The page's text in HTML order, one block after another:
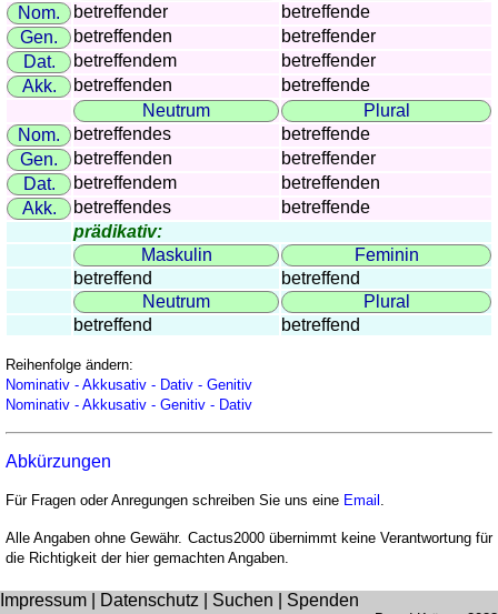
Puzzle
Quiz
Suchbild
Tierquiz
Nom.
betreffender
betreffende
Gen.
betreffenden
betreffender
Dat.
betreffendem
betreffender
Akk.
betreffenden
betreffende
Neutrum
Plural
Nom.
betreffendes
betreffende
Gen.
betreffenden
betreffender
Dat.
betreffendem
betreffenden
Akk.
betreffendes
betreffende
prädikativ:
Maskulin
Feminin
betreffend
betreffend
Neutrum
Plural
betreffend
betreffend
Reihenfolge ändern:
Nominativ - Akkusativ - Dativ - Genitiv
Nominativ - Akkusativ - Genitiv - Dativ
Abkürzungen
Für Fragen oder Anregungen schreiben Sie uns eine Email .
Alle Angaben ohne Gewähr. Cactus2000 übernimmt keine Verantwortung für
die Richtigkeit der hier gemachten Angaben.
Impressum Datenschutz Suchen Spenden